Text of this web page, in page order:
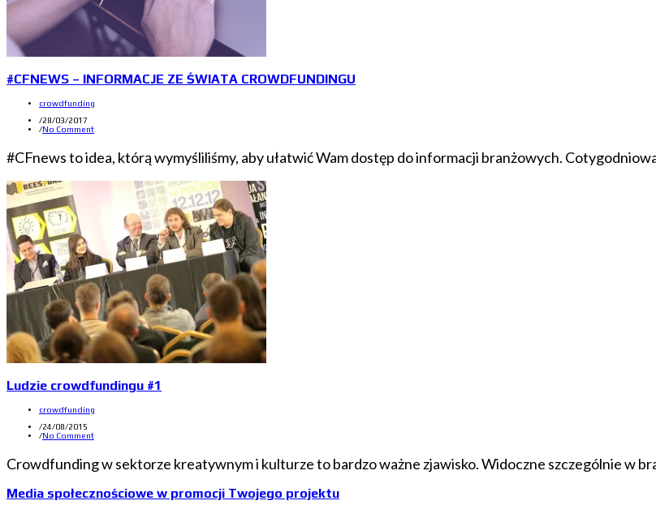
#CFNEWS – INFORMACJE ZE ŚWIATA CROWDFUNDINGU
crowdfunding
/28/03/2017
/No Comment
#CFnews to idea, którą wymyśliliśmy, aby ułatwić Wam dostęp do informacji branżowych.
Ludzie crowdfundingu #1
crowdfunding
/24/08/2015
/No Comment
Crowdfunding w sektorze kreatywnym i kulturze to bardzo ważne zjawisko. Widoczne szczególnie w
Media społecznościowe w promocji Twojego projektu